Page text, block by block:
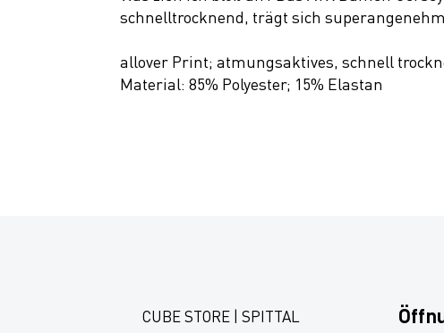
schnelltrocknend, trägt sich
allover Print; atmungsaktives, schnell
Material: 85% Polyester; 15% Elastan
CUBE STORE | SPITTAL